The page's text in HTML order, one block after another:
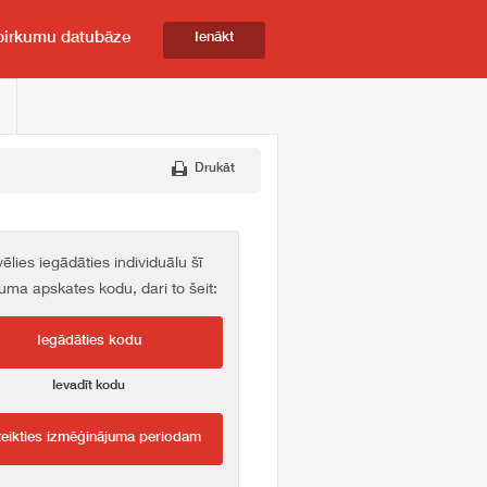
datubāze Ienākt
Drukāt
iegādāties individuālu šī
apskates kodu, dari to šeit:
Iegādāties kodu
Ievadīt kodu
izmēģinājuma periodam